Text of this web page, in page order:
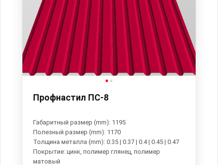
Профнастил ПС-8
Габаритный размер (mm): 1195
Полезный размер (mm): 1170
Толщина металла (mm): 0.35 | 0.37 | 0.4 | 0.45 | 0.47
Покрытие: цинк, полимер глянец, полимер